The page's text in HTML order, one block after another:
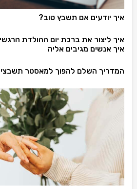
איך יודעים אם תשבץ טוב?
איך ליצור את ברכת יום ההולדת
איך אנשים מגיבים אליה
המדריך השלם להפוך למאסטר